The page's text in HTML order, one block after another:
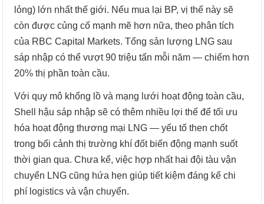
lỏng) lớn nhất thế giới. Nếu mua lại BP, vị thế này sẽ
còn được củng cố mạnh mẽ hơn nữa, theo phân tích
của RBC Capital Markets. Tổng sản lượng LNG sau
sáp nhập có thể vượt 90 triệu tấn mỗi năm — chiếm hơn
20% thị phần toàn cầu.
Với quy mô khổng lồ và mạng lưới hoạt động toàn cầu,
Shell hậu sáp nhập sẽ có thêm nhiều lợi thế để tối ưu
hóa hoạt động thương mại LNG — yếu tố then chốt
trong bối cảnh thị trường khí đốt biến động mạnh suốt
thời gian qua. Chưa kể, việc hợp nhất hai đội tàu vận
chuyển LNG cũng hứa hẹn giúp tiết kiệm đáng kể chi
phí logistics và vận chuyển.